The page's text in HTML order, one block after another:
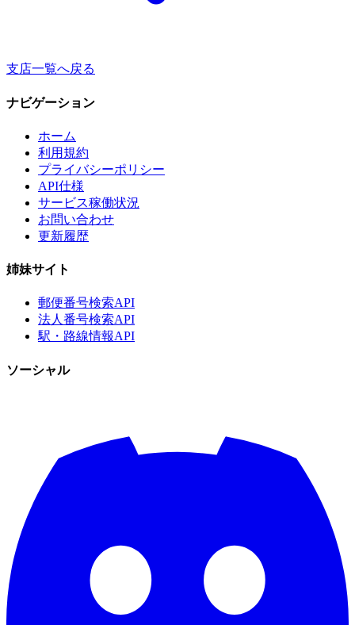
支店一覧へ戻る
ナビゲーション
ホーム
利用規約
プライバシーポリシー
API仕様
サービス稼働状況
お問い合わせ
更新履歴
姉妹サイト
郵便番号検索API
法人番号検索API
駅・路線情報API
ソーシャル